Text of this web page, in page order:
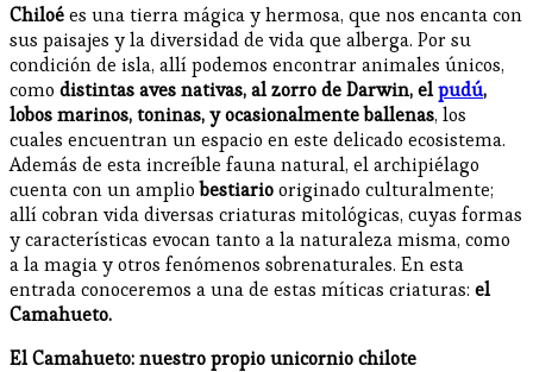
Chiloées una tierra mágica y hermosa, que nos encanta con
sus paisajes y la diversidad de vida que alberga. Por su
condición de isla, allí podemos encontrar animales únicos,
como distintas aves nativas, al zorro de Darwin, elpudú,
lobos marinos, toninas, y ocasionalmente ballenas, los
cuales encuentran un espacio en este delicado ecosistema.
Además de esta increíble fauna natural, el archipiélago
cuenta con un ampliobestiariooriginado culturalmente;
allí cobran vida diversas criaturas mitológicas, cuyas formas
y características evocan tanto a la naturaleza misma, como
a la magia y otros fenómenos sobrenaturales. En esta
entrada conoceremos a una de estas míticas criaturas: el
Camahueto.
El Camahueto: nuestro propio unicornio chilote